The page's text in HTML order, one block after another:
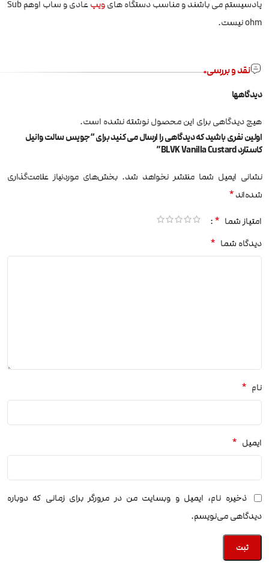
پادسیستم می باشند و مناسب دستگاه هایویپ
عادی و ساب اوهم Sub
ohm نیست.
نقد و بررسی
دیدگاهها
هیچ دیدگاهی برای این محصول نوشته نشده است.
اولین نفری باشید که دیدگاهی را ارسال می کنید برای “جویس سالت وانیل
کاستارد BLVK Vanilla Custard”
نشانی ایمیل شما منتشر نخواهد شد. بخش‌های موردنیاز علامت‌گذاری
شده‌اند*
امتیاز شما *
دیدگاه شما *
نام *
ایمیل *
ذخیره نام، ایمیل و وبسایت من در مرورگر برای زمانی که دوباره
دیدگاهی می‌نویسم.